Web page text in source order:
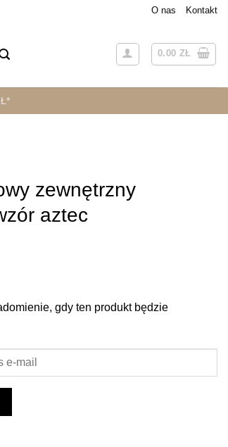
O nas Kontakt
0.00 ZŁ
zewnętrzny
aztec
gdy ten produkt będzie